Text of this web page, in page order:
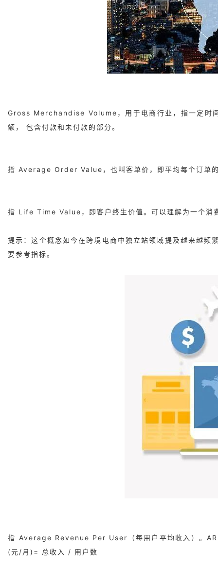
Gross Merchandise Volume，用于电商行业，指一定时
额， 包含付款和未付款的部分。
指 Average Order Value，也叫客单价，即平均每个订单
指 Life Time Value，即客户终生价值。可以理解为一个消
提示：这个概念如今在跨境电商中独立站领域提及越来越
要参考指标。
指 Average Revenue Per User（每用户平均收入）。
(元/月)= 总收入 / 用户数